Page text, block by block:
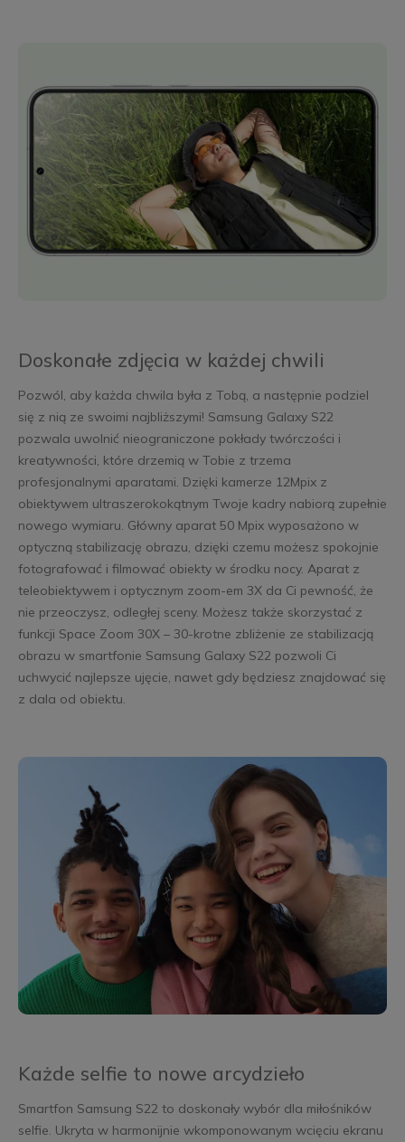
Doskonałe zdjęcia w każdej chwili
Pozwól, aby każda chwila była z Tobą, a następnie podziel
się z nią ze swoimi najbliższymi! Samsung Galaxy S22
pozwala uwolnić nieograniczone pokłady twórczości i
kreatywności, które drzemią w Tobie z trzema
profesjonalnymi aparatami. Dzięki kamerze 12Mpix z
obiektywem ultraszerokokątnym Twoje kadry nabiorą zupełnie
nowego wymiaru. Główny aparat 50 Mpix wyposażono w
optyczną stabilizację obrazu, dzięki czemu możesz spokojnie
fotografować i filmować obiekty w środku nocy. Aparat z
teleobiektywem i optycznym zoom-em 3X da Ci pewność, że
nie przeoczysz, odległej sceny. Możesz także skorzystać z
funkcji Space Zoom 30X – 30-krotne zbliżenie ze stabilizacją
obrazu w smartfonie Samsung Galaxy S22 pozwoli Ci
uchwycić najlepsze ujęcie, nawet gdy będziesz znajdować się
z dala od obiektu.
Każde selfie to nowe arcydzieło
Smartfon Samsung S22 to doskonały wybór dla miłośników
selfie. Ukryta w harmonijnie wkomponowanym wcięciu ekranu